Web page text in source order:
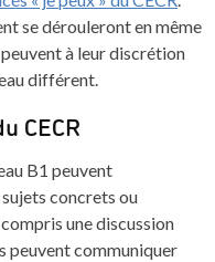
se dérouleront en même
à leur discrétion
différent.
CECR
B1 peuvent
concrets ou
une discussion
peuvent communiquer